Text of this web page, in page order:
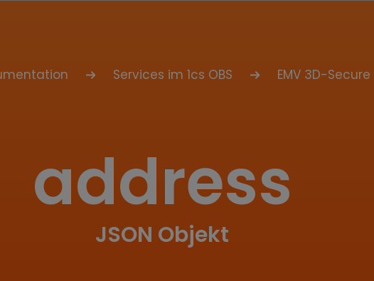
Services im 1cs OBS EMV 3D-Secure
address
JSON Objekt